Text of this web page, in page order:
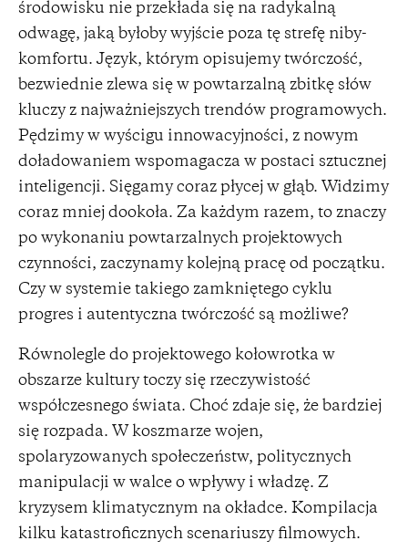
środowisku nie przekłada się na radykalną
odwagę, jaką byłoby wyjście poza tę strefę niby-
komfortu. Język, którym opisujemy twórczość,
bezwiednie zlewa się w powtarzalną zbitkę słów
kluczy z najważniejszych trendów programowych.
Pędzimy w wyścigu innowacyjności, z nowym
doładowaniem wspomagacza w postaci sztucznej
inteligencji. Sięgamy coraz płycej w głąb. Widzimy
coraz mniej dookoła. Za każdym razem, to znaczy
po wykonaniu powtarzalnych projektowych
czynności, zaczynamy kolejną pracę od początku.
Czy w systemie takiego zamkniętego cyklu
progres i autentyczna twórczość są możliwe?
Równolegle do projektowego kołowrotka w
obszarze kultury toczy się rzeczywistość
współczesnego świata. Choć zdaje się, że bardziej
się rozpada. W koszmarze wojen,
spolaryzowanych społeczeństw, politycznych
manipulacji w walce o wpływy i władzę. Z
kryzysem klimatycznym na okładce. Kompilacja
kilku katastroficznych scenariuszy filmowych.